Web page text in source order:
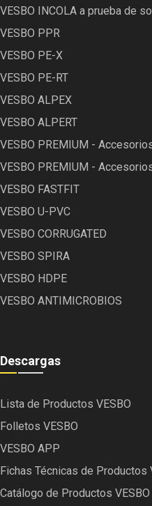
VESBO INCOLA a prueba de
VESBO PPR
VESBO PE-X
VESBO PE-RT
VESBO ALPEX
VESBO ALPERT
VESBO PREMIUM -
VESBO PREMIUM -
VESBO FASTFIT
VESBO U-PVC
VESBO CORRUGATED
VESBO SPIRA
VESBO HDPE
VESBO ANTIMICROBIOS
Descargas
Lista de Productos VESBO
Folletos VESBO
VESBO APP
Fichas Técnicas de Productos
Catálogo de Productos VESBO